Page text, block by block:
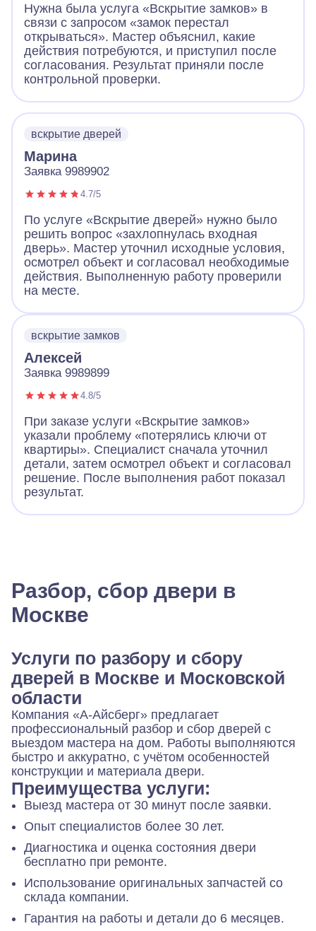
Нужна была услуга «Вскрытие замков» в
связи с запросом «замок перестал
открываться». Мастер объяснил, какие
действия потребуются, и приступил после
согласования. Результат приняли после
контрольной проверки.
вскрытие дверей
Марина
Заявка 9989902
4.7/5
По услуге «Вскрытие дверей» нужно было
решить вопрос «захлопнулась входная
дверь». Мастер уточнил исходные условия,
осмотрел объект и согласовал необходимые
действия. Выполненную работу проверили
на месте.
вскрытие замков
Алексей
Заявка 9989899
4.8/5
При заказе услуги «Вскрытие замков»
указали проблему «потерялись ключи от
квартиры». Специалист сначала уточнил
детали, затем осмотрел объект и согласовал
решение. После выполнения работ показал
результат.
Разбор, сбор двери в
Москве
Услуги по разбору и сбору
дверей в Москве и Московской
области
Компания «А-Айсберг» предлагает
профессиональный разбор и сбор дверей с
выездом мастера на дом. Работы выполняются
быстро и аккуратно, с учётом особенностей
конструкции и материала двери.
Преимущества услуги:
Выезд мастера от 30 минут после заявки.
Опыт специалистов более 30 лет.
Диагностика и оценка состояния двери
бесплатно при ремонте.
Использование оригинальных запчастей со
склада компании.
Гарантия на работы и детали до 6 месяцев.